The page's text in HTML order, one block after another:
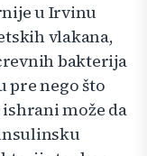
u Irvinu
vlakana,
bakterija
pre nego što
može da